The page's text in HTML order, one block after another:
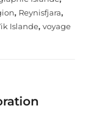
, Reynisfjara,
Islande, voyage